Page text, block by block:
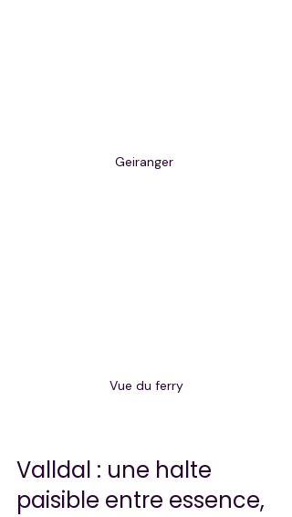
Geiranger
Vue du ferry
Valldal : une halte
paisible entre essence,